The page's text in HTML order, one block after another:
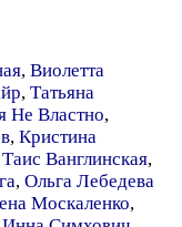
, Виолетта
, Татьяна
Не Властно,
, Кристина
Таис Ванглинская,
, Ольга Лебедева
Москаленко,